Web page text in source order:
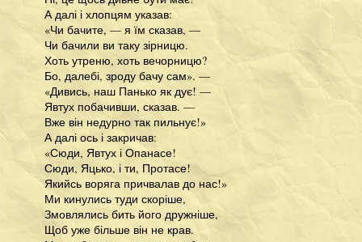
А далі і хлопцям указав:
«Чи бачите, — я їм сказав, —
Чи бачили ви таку зірницю.
Хоть утреню, хоть вечорницю?
Бо, далебі, зроду бачу сам». —
«Дивись, наш Панько як дує! —
Явтух побачивши, сказав. —
Вже він недурно так пильнує!»
А далі ось і закричав:
«Сюди, Явтух і Опанасе!
Сюди, Яцько, і ти, Протасе!
Якийсь воряга причвалав до нас!»
Ми кинулись туди скоріше,
Змовлялись бить його дружніше,
Щоб уже більше він не крав.